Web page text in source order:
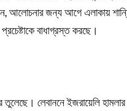
আলোচনার জন্য আগে এলাকায়
বাধাগ্রস্ত করছে।
লেবাননে ইজরায়েলি হামলার